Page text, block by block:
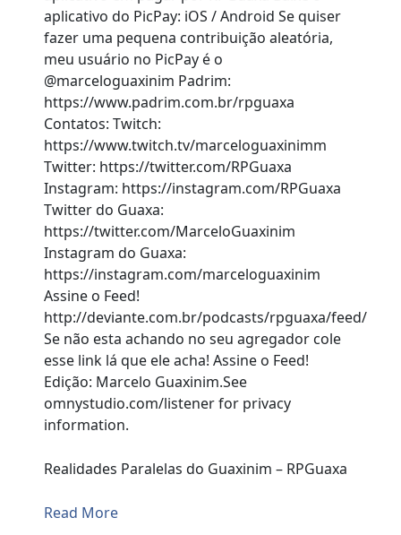
aplicativo do PicPay: iOS / Android Se quiser
fazer uma pequena contribuição aleatória,
meu usuário no PicPay é o
@marceloguaxinim Padrim:
https://www.padrim.com.br/rpguaxa
Contatos: Twitch:
https://www.twitch.tv/marceloguaxinimm
Twitter: https://twitter.com/RPGuaxa
Instagram: https://instagram.com/RPGuaxa
Twitter do Guaxa:
https://twitter.com/MarceloGuaxinim
Instagram do Guaxa:
https://instagram.com/marceloguaxinim
Assine o Feed!
http://deviante.com.br/podcasts/rpguaxa/feed/
Se não esta achando no seu agregador cole
esse link lá que ele acha! Assine o Feed!
Edição: Marcelo Guaxinim.See
omnystudio.com/listener for privacy
information.
Realidades Paralelas do Guaxinim – RPGuaxa
Read More